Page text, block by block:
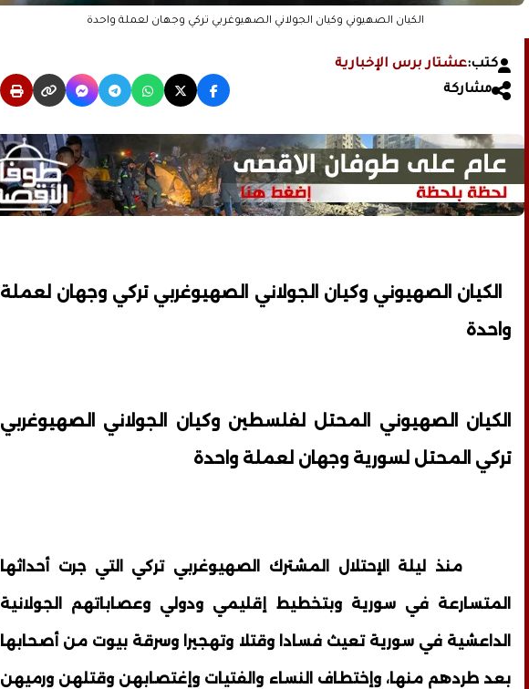
الكيان الصهيوني وكيان الجولاني الصهيوغربي تركي وجهان لعملة واحدة
كتب:عشتار برس الإخبارية
مشاركة
الكيان الصهيوني وكيان الجولاني الصهيوغربي تركي وجهان لعملة
واحدة
الكيان الصهيوني المحتل لفلسطين وكيان الجولاني الصهيوغربي
تركي المحتل لسورية وجهان لعملة واحدة
منذ ليلة الإحتلال المشترك الصهيوغربي تركي التي جرت أحداثها
المتسارعة في سورية وبتخطيط إقليمي ودولي وعصاباتهم الجولانية
الداعشية في سورية تعيث فسادا وقتلا وتهجيرا وسرقة بيوت من أصحابها
بعد طردهم منها، وإختطاف النساء والفتيات وإغتصابهن وقتلهن ورميهن